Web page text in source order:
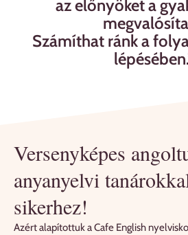
az előnyöket a
Számíthat ránk a
Versenyképes
anyanyelvi
sikerhez!
Azért alapítottuk a Cafe English